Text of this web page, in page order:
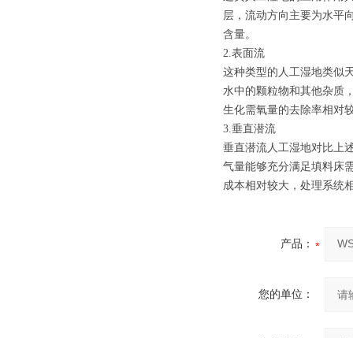
层，流动方向主要为水平
含量。
2.表面流
这种类型的人工湿地类似
水中的颗粒物和其他杂质
生化需氧量的去除率相对
3.垂直潜流
垂直潜流人工湿地对比上
气量能够充分满足填料床
成本相对较大，处理系统
产品：
您的单位：